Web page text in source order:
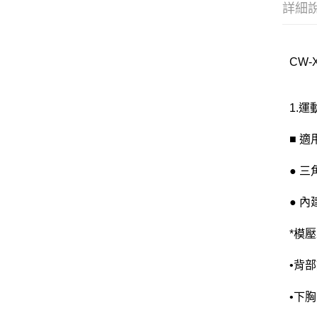
詳細
CW-
1.運
■ 適
● 三
● 內
*模
•背
•下